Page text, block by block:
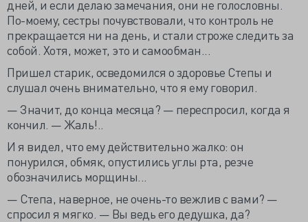
дней, и если делаю замечания, они не голословны.
По-моему, сестры почувствовали, что контроль не
прекращается ни на день, и стали строже следить за
собой. Хотя, может, это и самообман...
Пришел старик, осведомился о здоровье Степы и
слушал очень внимательно, что я ему говорил.
— Значит, до конца месяца? — переспросил, когда я
кончил. — Жаль!..
И я видел, что ему действительно жалко: он
понурился, обмяк, опустились углы рта, резче
обозначились морщины...
— Степа, наверное, не очень-то вежлив с вами? —
спросил я мягко. — Вы ведь его дедушка, да?